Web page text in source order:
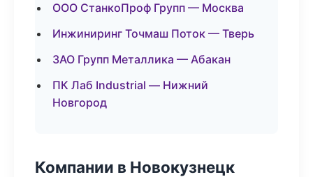
ООО СтанкоПроф Групп — Москва
Инжиниринг Точмаш Поток — Тверь
ЗАО Групп Металлика — Абакан
ПК Лаб Industrial — Нижний
Новгород
Компании в Новокузнецк